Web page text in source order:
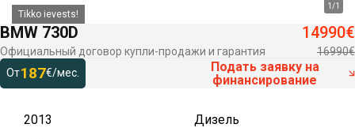
1 /1
Tikko ievests!
BMW 730D
Официальный договор купли-продажи и гарантия
14990€
16990€
От187€/мес.
Подать заявку на
финансирование
2013
Дизель